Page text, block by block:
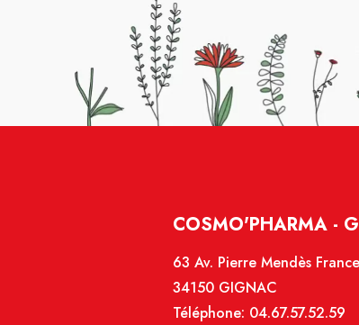
COSMO'PHARMA -
63 Av. Pierre Mendès France
34150 GIGNAC
Téléphone: 04.67.57.52.59